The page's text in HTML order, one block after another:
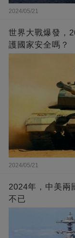
2024/05/21
世界大戰爆發，
護國家安全嗎？
2024/05/21
2024年，中美兩
不已